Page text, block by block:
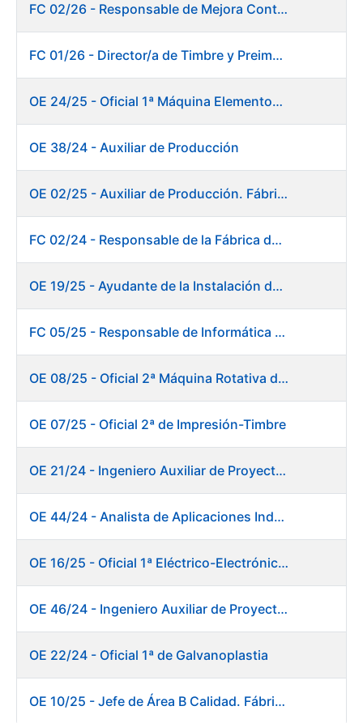
FC 02/26 - Responsable de Mejora Continua - Burgos
FC 01/26 - Director/a de Timbre y Preimpresión
OE 24/25 - Oficial 1ª Máquina Elementos de Seguridad
OE 38/24 - Auxiliar de Producción
OE 02/25 - Auxiliar de Producción. Fábrica de Papel
FC 02/24 - Responsable de la Fábrica de Papel (Burgos)
OE 19/25 - Ayudante de la Instalación de Preparación de Pastas. Fábrica de Papel
FC 05/25 - Responsable de Informática de Sistemas y Atención a Usuarios
OE 08/25 - Oficial 2ª Máquina Rotativa de Sellos
OE 07/25 - Oficial 2ª de Impresión-Timbre
OE 21/24 - Ingeniero Auxiliar de Proyectos
OE 44/24 - Analista de Aplicaciones Industriales
OE 16/25 - Oficial 1ª Eléctrico-Electrónico Fábrica Papel
OE 46/24 - Ingeniero Auxiliar de Proyectos. Ceres
OE 22/24 - Oficial 1ª de Galvanoplastia
OE 10/25 - Jefe de Área B Calidad. Fábrica Papel